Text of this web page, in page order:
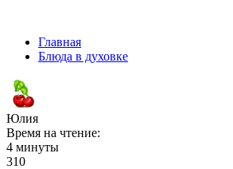
Главная
Блюда в духовке
Юлия
Время на чтение:
4 минуты
310